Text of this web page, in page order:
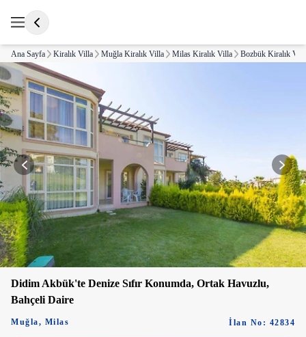
Ana Sayfa Kiralık Villa Muğla Kiralık Villa Milas Kiralık Villa Bozbük Kiralık
Didim Akbük'te Denize Sıfır Konumda, Ortak Havuzlu,
Bahçeli Daire
Muğla, Milas İlan No: 42834